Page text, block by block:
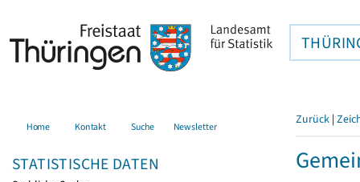
Home Kontakt Suche Newsletter
STATISTISCHE DATEN
Zurück |